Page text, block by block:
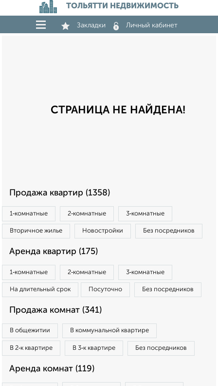
ТОЛЬЯТТИ НЕДВИЖИМОСТЬ
Закладки Личный кабинет
СТРАНИЦА НЕ НАЙДЕНА!
Продажа квартир (1358)
1‑комнатные 2‑комнатные 3‑комнатные
Вторичное жилье Новостройки Без посредников
Аренда квартир (175)
1‑комнатные 2‑комнатные 3‑комнатные
На длительный срок Посуточно Без посредников
Продажа комнат (341)
В общежитии В коммунальной квартире
В 2‑к квартире В 3‑к квартире Без посредников
Аренда комнат (119)